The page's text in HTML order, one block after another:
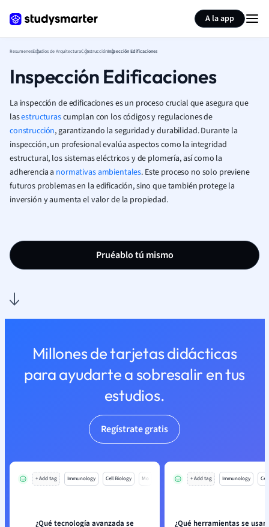
A la app
ResumenesEstudios de ArquitecturaConstrucciónInspección Edificaciones
Inspección Edificaciones
La inspección de edificaciones es un proceso crucial que asegura que
lasestructurascumplan con los códigos y regulaciones de
construcción, garantizando la seguridad y durabilidad. Durante la
inspección, un profesional evalúa aspectos como la integridad
estructural, los sistemas eléctricos y de plomería, así como la
adherencia a normativas ambientales. Este proceso no solo previene
futuros problemas en la edificación, sino que también protege la
inversión y aumenta el valor de la propiedad.
Pruéablo tú mismo
Millones de tarjetas didácticas
para ayudarte a sobresalir en tus
estudios.
Regístrate gratis
+ Add tag Immunology Cell Biology Mo
¿Qué tecnología avanzada se
+ Add tag Immunology
¿Qué herramientas se
Resumir página